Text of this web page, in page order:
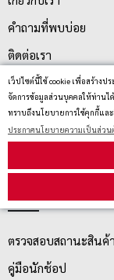
เว็ปไซต์นี้ใช้ cookie เพื่อสร้าง
จัดการข้อมูลส่วนบุคคลให้ท่านไ
ทราบถึงนโยบายการใช้คุกกี้แล
ประกาศนโยบายความเป็นส่วน
คำถามที่พบบ่อย
ติดต่อเรา
ประกาศนโยบายควา
นโยบายการจัดส่ง
นโยบายการเปลี่ยน/
ตรวจสอบสถานะสินค้า
คู่มือนักช้อป